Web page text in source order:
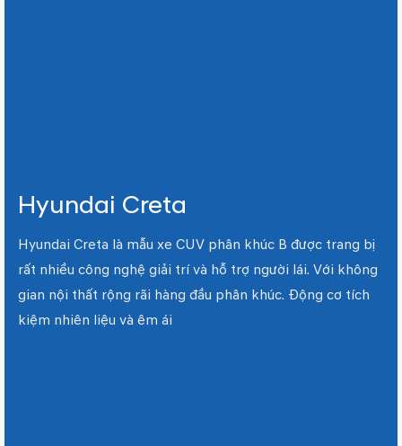
Hyundai Creta
Hyundai Creta là mẫu xe CUV phân khúc B được trang bị
rất nhiều công nghệ giải trí và hỗ trợ người lái. Với không
gian nội thất rộng rãi hàng đầu phân khúc. Động cơ tích
kiệm nhiên liệu và êm ái